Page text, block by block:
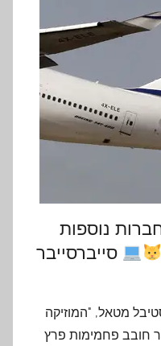
נוספות
סייברסייבר
מטאל, "המוזיקה
חובב פחמימות פרץ